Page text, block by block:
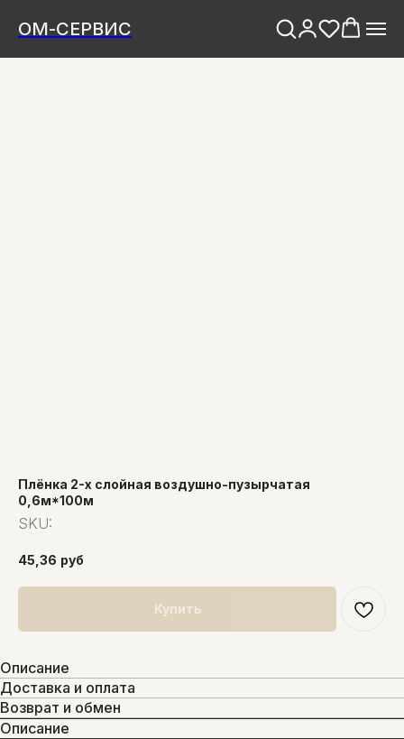
ОМ-СЕРВИС
Плёнка 2-х слойная воздушно-пузырчатая
0,6м*100м
SKU:
45,36 руб
Купить
Описание
Доставка и оплата
Возврат и обмен
Описание